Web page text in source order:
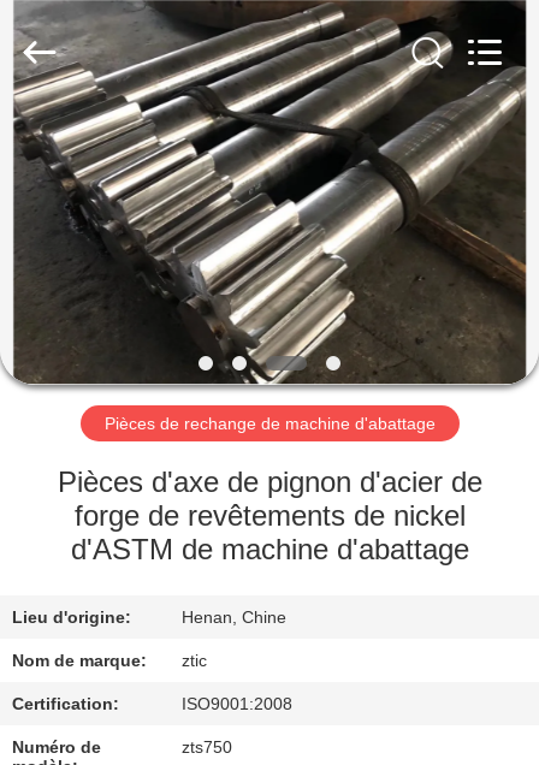
MAISON
PRODUITS
VR
SHOW
AU
SUJET
NOUS
D'USINE
CONTRÔLE
DE
Luoyang
Zhongtai
Industries
CO.,LTD.
Rights
Reserved.
Pièces de rechange de machine d'abattage
Pièces d'axe de pignon d'acier de
forge de revêtements de nickel
d'ASTM de machine d'abattage
Lieu d'origine: Henan, Chine
Nom de marque: ztic
Certification: ISO9001:2008
Numéro de
zts750